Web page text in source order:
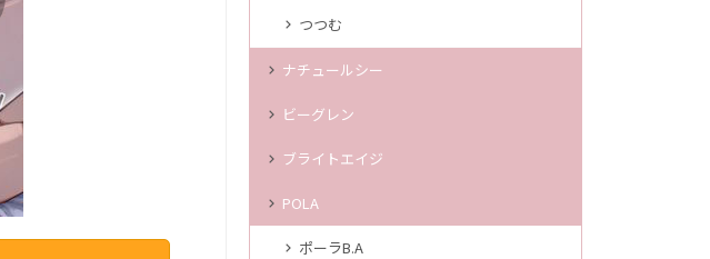
つつむ
ナチュールシー
ビーグレン
ブライトエイジ
POLA
ポーラB.A